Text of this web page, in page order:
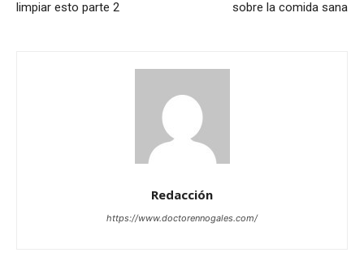
limpiar esto parte 2 sobre la comida sana
Redacción
https://www.doctorennogales.com/